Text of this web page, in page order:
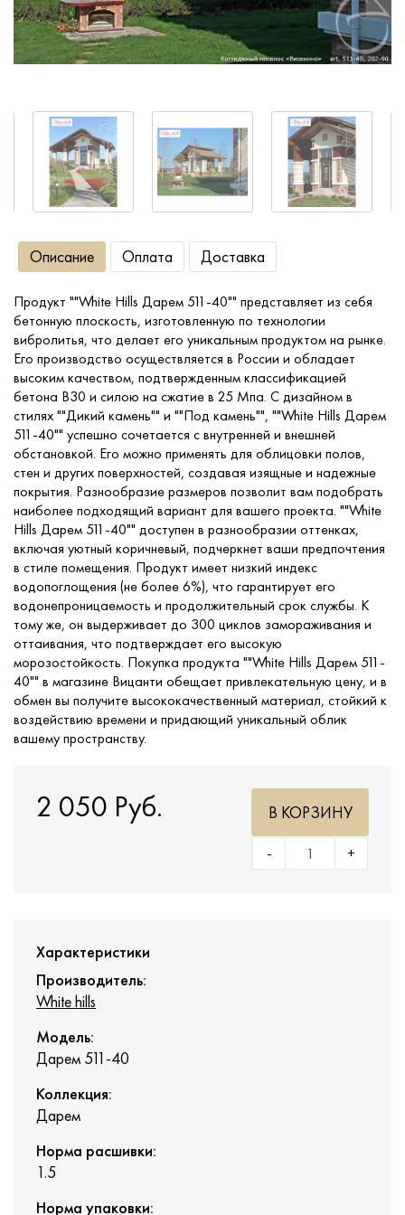
Сопутствующие товары
О компании
Услуги
Оплата
Портфолио
Доставка
Контакты
Описание Оплата Доставка
Продукт ""White Hills Дарем 511-40"" представляет из себя
бетонную плоскость, изготовленную по технологии
вибролитья, что делает его уникальным продуктом на рынке.
Его производство осуществляется в России и обладает
высоким качеством, подтвержденным классификацией
бетона B30 и силою на сжатие в 25 Мпа. С дизайном в
стилях ""Дикий камень"" и ""Под камень"", ""White Hills Дарем
511-40"" успешно сочетается с внутренней и внешней
обстановкой. Его можно применять для облицовки полов,
стен и других поверхностей, создавая изящные и надежные
покрытия. Разнообразие размеров позволит вам подобрать
наиболее подходящий вариант для вашего проекта. ""White
Hills Дарем 511-40"" доступен в разнообразии оттенках,
включая уютный коричневый, подчеркнет ваши предпочтения
в стиле помещения. Продукт имеет низкий индекс
водопоглощения (не более 6%), что гарантирует его
водонепроницаемость и продолжительный срок службы. К
тому же, он выдерживает до 300 циклов замораживания и
оттаивания, что подтверждает его высокую
морозостойкость. Покупка продукта ""White Hills Дарем 511-
40"" в магазине Вицанти обещает привлекательную цену, и в
обмен вы получите высококачественный материал, стойкий к
воздействию времени и придающий уникальный облик
вашему пространству.
2 050 Руб.
+
-
В КОРЗИНУ
Характеристики
Производитель:
White hills
Модель:
Дарем 511-40
Коллекция:
Дарем
Норма расшивки:
1.5
Норма упаковки: